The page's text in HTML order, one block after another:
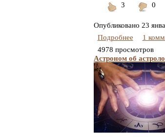
3
0
Опубликовано 23
Подробнее
1
4978 просмотров
Астроном об